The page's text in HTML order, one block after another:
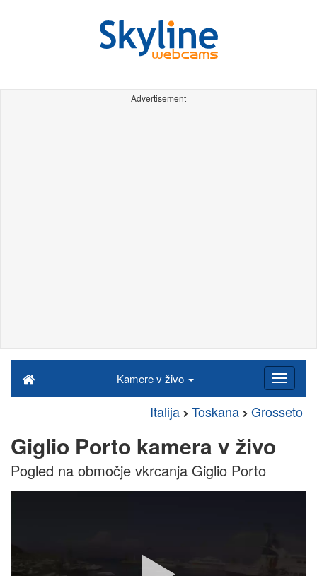
Advertisement
Kamere v živo
Italija Toskana Grosseto
Giglio Porto kamera v živo
Pogled na območje vkrcanja Giglio Porto